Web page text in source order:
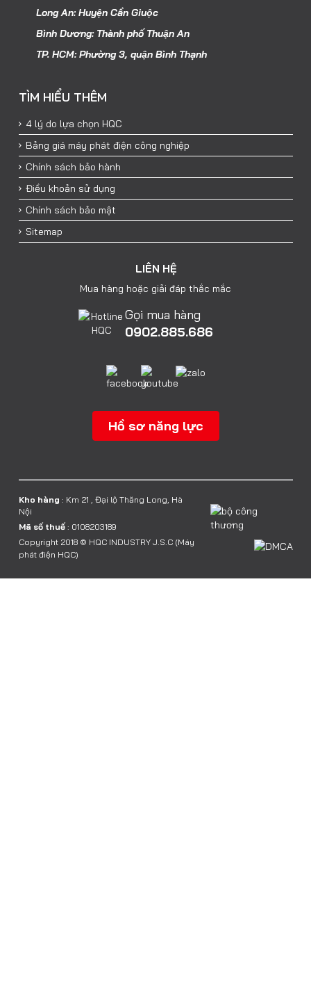
Long An: Huyện Cần Giuộc
Bình Dương: Thành phố Thuận An
TP. HCM: Phường 3, quận Bình Thạnh
TÌM HIỂU THÊM
4 lý do lựa chọn HQC
Bảng giá máy phát điện công nghiệp
Chính sách bảo hành
Điều khoản sử dụng
Chính sách bảo mật
Sitemap
LIÊN HỆ
Mua hàng hoặc giải đáp thắc mắc
Gọi mua hàng
0902.885.686
Hồ sơ năng lực
Kho hàng : Km 21 , Đại lộ Thăng Long, Hà
Nội
Mã số thuế: 0108203189
Copyright 2018 © HQC INDUSTRY J.S.C (Máy
phát điện HQC)